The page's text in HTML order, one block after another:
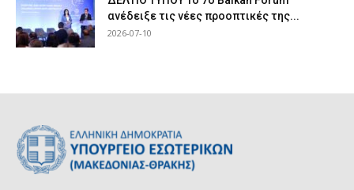
ανέδειξε τις νέες προοπτικές της...
2026-07-10